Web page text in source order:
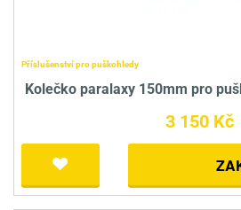
Příslušenství pro puškohledy
Kolečko paralaxy 150mm pro
3 150 Kč